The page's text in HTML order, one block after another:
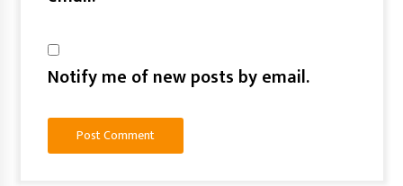
Notify me of new posts by email.